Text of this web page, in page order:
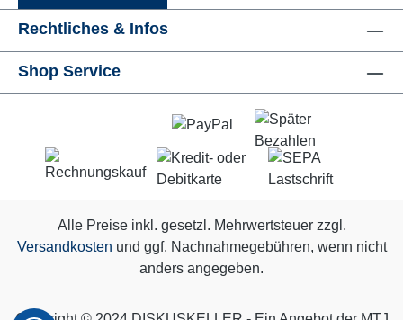
Rechtliches & Infos
Shop Service
Alle Preise inkl. gesetzl. Mehrwertsteuer zzgl.
Versandkosten und ggf. Nachnahmegebühren, wenn nicht
anders angegeben.